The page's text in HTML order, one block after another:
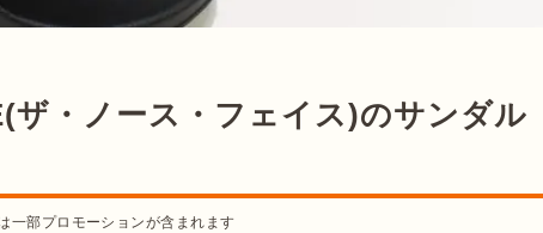
ザ・ノース・フェイス)のサンダル
一部プロモーションが含まれます